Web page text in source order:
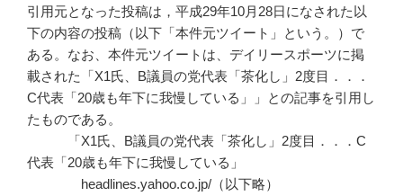
引用元となった投稿は，平成29年10月28日になされた以
下の内容の投稿（以下「本件元ツイート」という。）で
ある。なお、本件元ツイートは、デイリースポーツに掲
載された「X1氏、B議員の党代表「茶化し」2度目．．．
C代表「20歳も年下に我慢している」」との記事を引用し
たものである。
「X1氏、B議員の党代表「茶化し」2度目．．．C
代表「20歳も年下に我慢している」
headlines.yahoo.co.jp/（以下略）